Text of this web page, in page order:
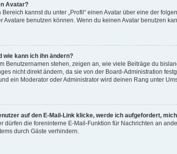
Avatar?
kannst du unter „Profil“ einen Avatar über eine der
Avatare benutzen können. Wenn du keinen Avatar benutzen
wie kann ich ihn ändern?
Benutzernamen stehen, zeigen an, wie viele Beiträge du
nicht direkt ändern, da sie von der Board-Administration
ein Moderator oder Administrator wird deinen Rang unter
auf den E-Mail-Link klicke, werde ich aufgefordert,
dürfen die foreninterne E-Mail-Funktion für Nachrichten an
durch Gäste verhindern.